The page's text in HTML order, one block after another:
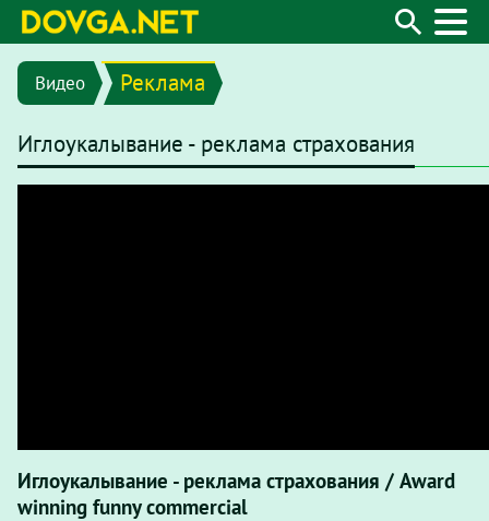
Видео Реклама
Иглоукалывание - реклама страхования
Иглоукалывание - реклама страхования / Award
winning funny commercial